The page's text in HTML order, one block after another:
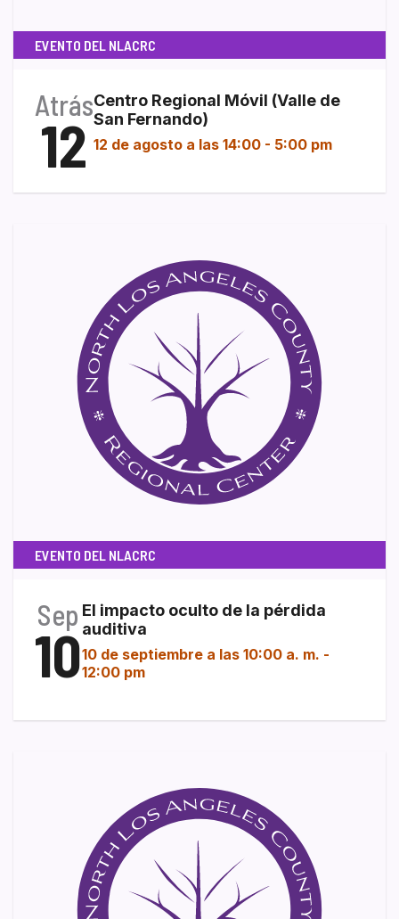
EVENTO DEL NLACRC
Atrás
12
Centro Regional Móvil (Valle de
San Fernando)
12 de agosto a las 14:00 - 5:00 pm
EVENTO DEL NLACRC
Sep
10
El impacto oculto de la pérdida
auditiva
10 de septiembre a las 10:00 a. m. -
12:00 pm